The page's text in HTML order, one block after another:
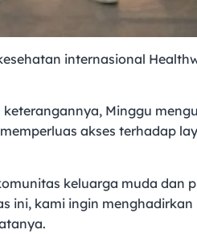
internasional
Minggu
akses terhadap
keluarga muda dan
ini, kami ingin